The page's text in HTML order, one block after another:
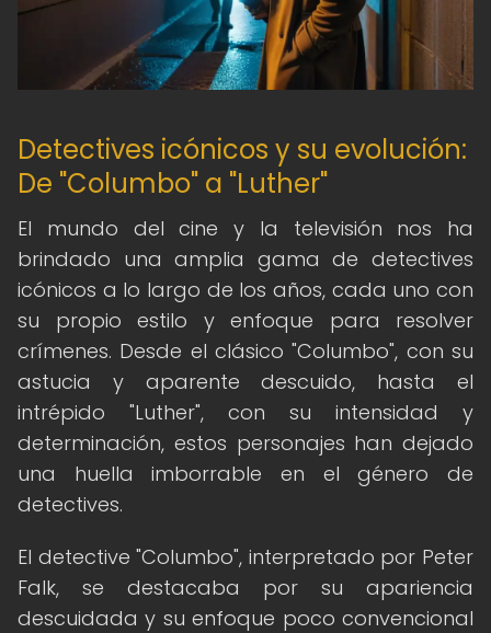
Detectives icónicos y su evolución:
De "Columbo" a "Luther"
El mundo del cine y la televisión nos ha
brindado una amplia gama de detectives
icónicos a lo largo de los años, cada uno con
su propio estilo y enfoque para resolver
crímenes. Desde el clásico "Columbo", con su
astucia y aparente descuido, hasta el
intrépido "Luther", con su intensidad y
determinación, estos personajes han dejado
una huella imborrable en el género de
detectives.
El detective "Columbo", interpretado por Peter
Falk, se destacaba por su apariencia
descuidada y su enfoque poco convencional